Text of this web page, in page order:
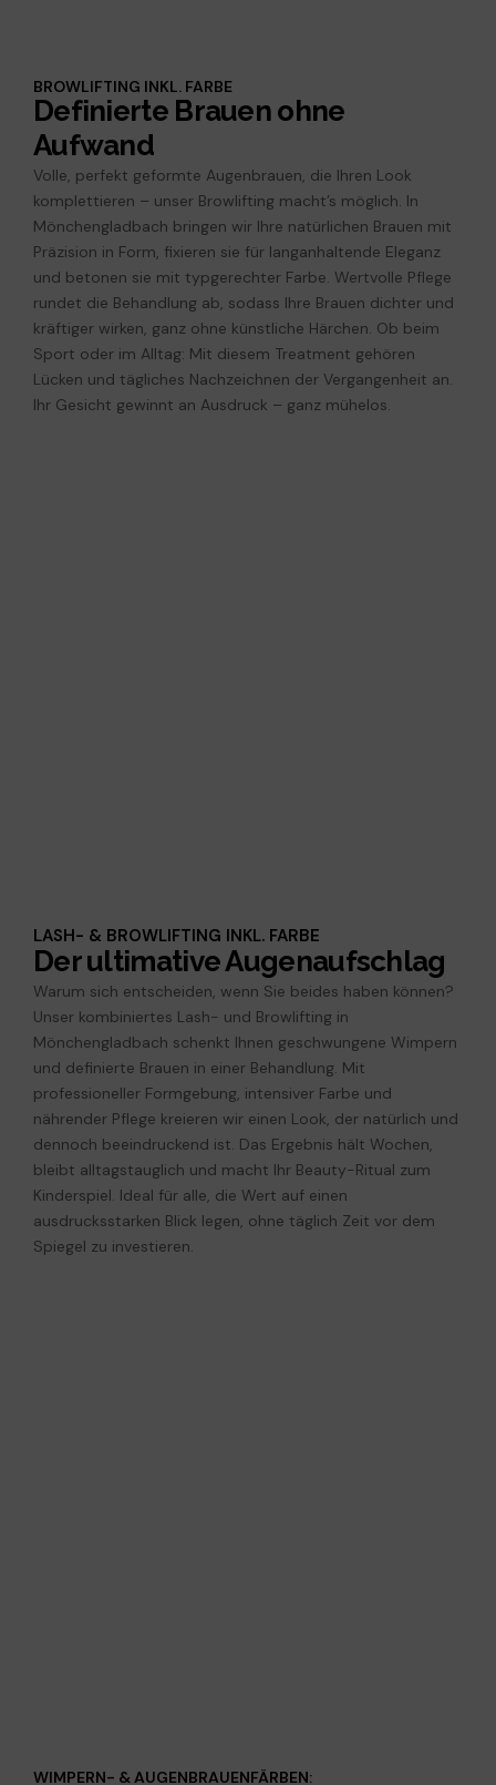
BROWLIFTING INKL. FARBE
Definierte Brauen ohne
Aufwand
Volle, perfekt geformte Augenbrauen, die Ihren Look
komplettieren – unser Browlifting macht’s möglich. In
Mönchengladbach bringen wir Ihre natürlichen Brauen mit
Präzision in Form, fixieren sie für langanhaltende Eleganz
und betonen sie mit typgerechter Farbe. Wertvolle Pflege
rundet die Behandlung ab, sodass Ihre Brauen dichter und
kräftiger wirken, ganz ohne künstliche Härchen. Ob beim
Sport oder im Alltag: Mit diesem Treatment gehören
Lücken und tägliches Nachzeichnen der Vergangenheit an.
Ihr Gesicht gewinnt an Ausdruck – ganz mühelos.
LASH- & BROWLIFTING INKL. FARBE
Der ultimative Augenaufschlag
Warum sich entscheiden, wenn Sie beides haben können?
Unser kombiniertes Lash- und Browlifting in
Mönchengladbach schenkt Ihnen geschwungene Wimpern
und definierte Brauen in einer Behandlung. Mit
professioneller Formgebung, intensiver Farbe und
nährender Pflege kreieren wir einen Look, der natürlich und
dennoch beeindruckend ist. Das Ergebnis hält Wochen,
bleibt alltagstauglich und macht Ihr Beauty-Ritual zum
Kinderspiel. Ideal für alle, die Wert auf einen
ausdrucksstarken Blick legen, ohne täglich Zeit vor dem
Spiegel zu investieren.
WIMPERN- & AUGENBRAUENFÄRBEN: